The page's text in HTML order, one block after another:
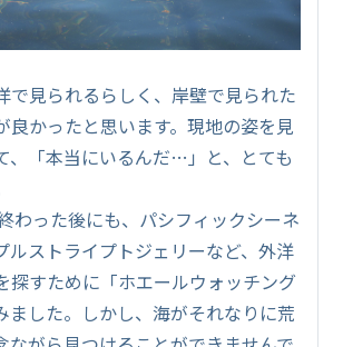
で見られるらしく、岸壁で見られた
良かったと思います。現地の姿を見
、「本当にいるんだ…」と、とても
わった後にも、パシフィックシーネ
ルストライプトジェリーなど、外洋
探すために「ホエールウォッチング
ました。しかし、海がそれなりに荒